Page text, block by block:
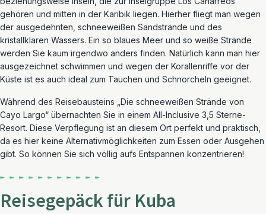
gehören und mitten in der Karibik liegen. Hierher fliegt man wegen
der ausgedehnten, schneeweißen Sandstrände und des
kristallklaren Wassers. Ein so blaues Meer und so weiße Strände
werden Sie kaum irgendwo anders finden. Natürlich kann man hier
ausgezeichnet schwimmen und wegen der Korallenriffe vor der
Küste ist es auch ideal zum Tauchen und Schnorcheln geeignet.
Während des Reisebausteins „Die schneeweißen Strände von
Cayo Largo“ übernachten Sie in einem All-Inclusive 3,5 Sterne-
Resort. Diese Verpflegung ist an diesem Ort perfekt und praktisch,
da es hier keine Alternativmöglichkeiten zum Essen oder Ausgehen
gibt. So können Sie sich völlig aufs Entspannen konzentrieren!
Reisegepäck für Kuba